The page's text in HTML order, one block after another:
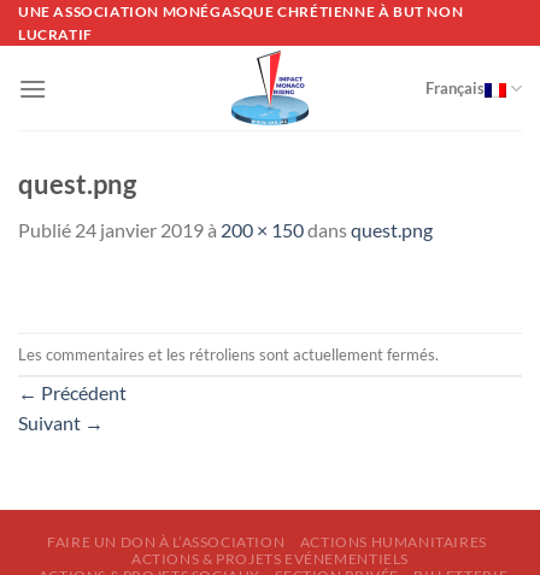
Passer
au
UNE ASSOCIATION MONÉGASQUE CHRÉTIENNE À BUT NON
LUCRATIF
Français
quest.png
Publié 24 janvier 2019à 200 × 150dansquest.png
Les commentaires et les rétroliens sont actuellement fermés.
← Précédent
Suivant →
FAIRE UN DON À L’ASSOCIATION
ACTIONS HUMANITAIRES
ACTIONS & PROJETS EVÉNEMENTIELS